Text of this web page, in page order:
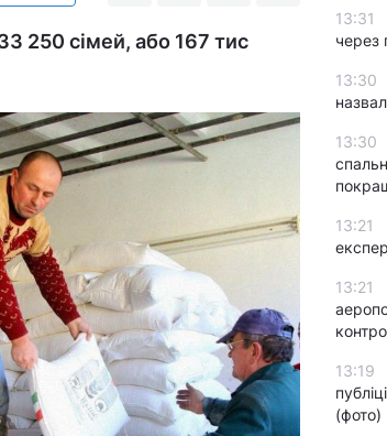
250 сімей, або 167 тис
13:31
через
13:30
13:30
13:21
13:21
13:19
(фото)